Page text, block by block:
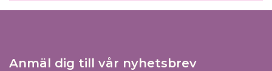
Anmäl dig till vår nyhetsbrev